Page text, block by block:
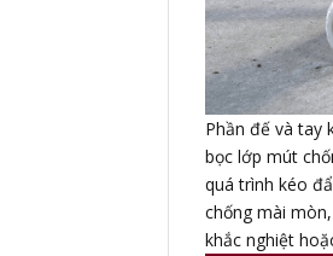
Phần đế và tay
bọc lớp mút
quá trình kéo
chống mài
khắc nghiệt